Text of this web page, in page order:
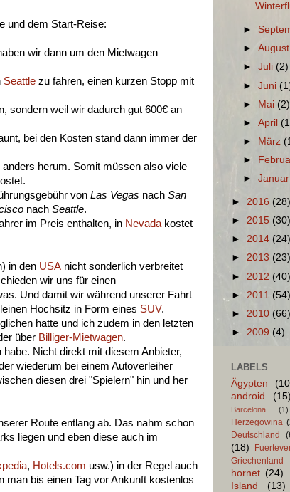
und dem Start-Reise:
wir dann um den Mietwagen
Seattle zu fahren, einen kurzen Stopp mit
sondern weil wir dadurch gut 600€ an
bei den Kosten stand dann immer der
herum. Somit müssen also viele
von Las Vegas nach San
nach Seattle.
im Preis enthalten, in Nevada kostet
in den USA nicht sonderlich verbreitet
wir uns für einen
Und damit wir während unserer Fahrt
Hochsitz in Form eines SUV.
hatte und ich zudem in den letzten
über Billiger-Mietwagen.
Nicht direkt mit diesem Anbieter,
wiederum bei einem Autoverleiher
diesen drei "Spielern" hin und her
Route entlang ab. Das nahm schon
liegen und eben diese auch im
, Hotels.com usw.) in der Regel auch
bis einen Tag vor Ankunft kostenlos
►
►August
►Juli (2)
►Juni
► Mai(2)
►April
►
März
►
►
► 2016 (28)
► 2015 (30)
► 2014 (24)
► 2013 (23)
► 2012 (40)
► 2011 (54)
► 2010 (66)
► 2009 (4)
LABELS
Ägypten
android
(15)
Barcelona (1)
Herzegowina
Deutschland
(18)
Griechenland
hornet (24)
Island
(13)